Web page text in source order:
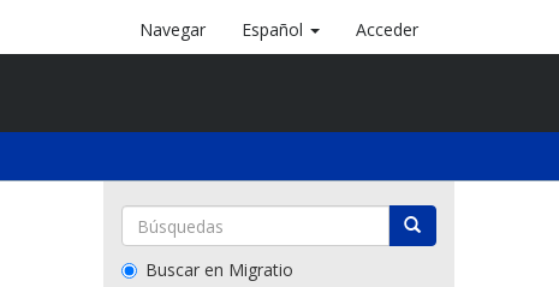
Navegar Español Acceder
Buscar en Migratio